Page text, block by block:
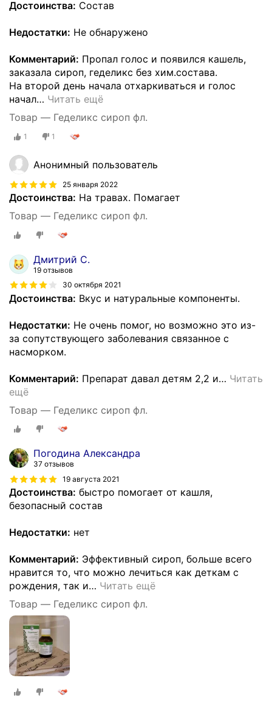
Достоинства: Состав
Недостатки: Не обнаружено
Комментарий: Пропал голос и появился кашель,
заказала сироп, геделикс без хим.состава.
На второй день начала отхаркиваться и голос
начал… Читать ещё
Товар — Геделикс сироп фл.
1 1
Анонимный пользователь
25 января 2022
Достоинства: На травах. Помагает
Товар — Геделикс сироп фл.
Дмитрий С.
19 отзывов
30 октября 2021
Достоинства: Вкус и натуральные компоненты.
Недостатки: Не очень помог, но возможно это из-
за сопутствующего заболевания связанное с
насморком.
Комментарий: Препарат давал детям 2,2 и… Читать
ещё
Товар — Геделикс сироп фл.
Погодина Александра
37 отзывов
19 августа 2021
Достоинства: быстро помогает от кашля,
безопасный состав
Недостатки: нет
Комментарий: Эффективный сироп, больше всего
нравится то, что можно лечиться как деткам с
рождения, так и… Читать ещё
Товар — Геделикс сироп фл.